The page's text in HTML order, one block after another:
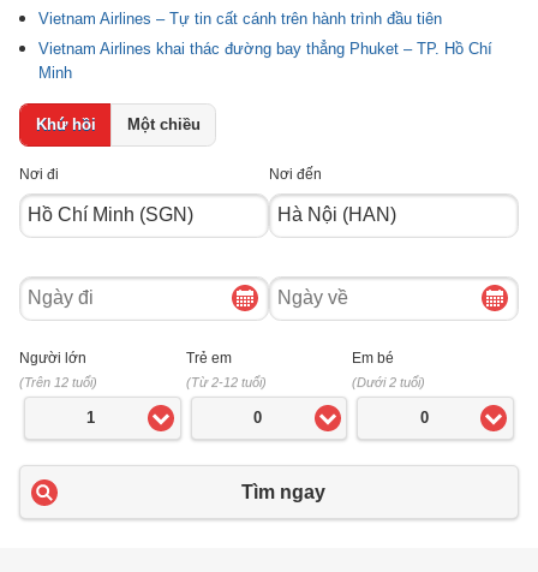
Vietnam Airlines – Tự tin cất cánh trên hành trình đầu tiên
Vietnam Airlines khai thác đường bay thẳng Phuket – TP. Hồ Chí
Minh
Khứ hồi Một chiều
Nơi đi Nơi đến
Ngày
đi
Ngày
về
Người lớn
(Trên 12 tuổi)
1
Trẻ em
(Từ 2-12 tuổi)
0
Em bé
(Dưới 2 tuổi)
0
Tìm ngay